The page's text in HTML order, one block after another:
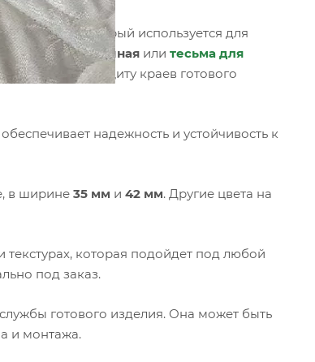
материал, который используется для
Лента окантовочная или тесьма для
защиту краев готового
надежность и устойчивость к
в ширине 35 мм и 42 мм. Другие цвета на
текстурах, которая подойдет под любой
под заказ.
готового изделия. Она может быть
и монтажа.